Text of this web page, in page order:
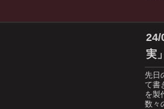
24/
実
先日
て書
を製
数々